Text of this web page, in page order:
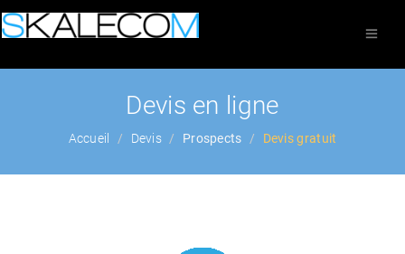
Devis en ligne
Accueil Devis Prospects Devis gratuit